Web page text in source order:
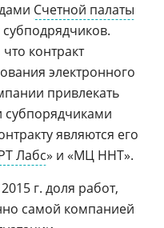
Счетной палаты
контракт
электронного
привлекать
являются его
Лабс» и «МЦ ННТ».
г. доля работ,
самой компанией